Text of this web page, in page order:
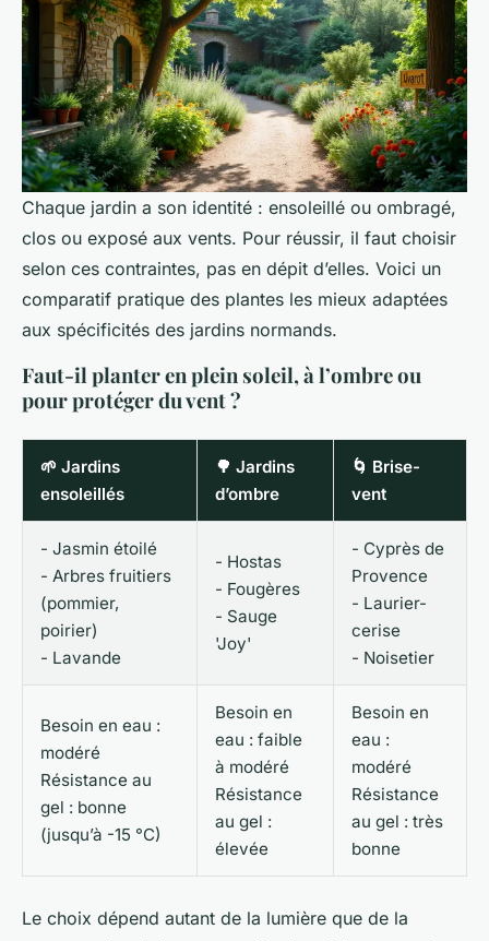
Chaque jardin a son identité : ensoleillé ou ombragé,
clos ou exposé aux vents. Pour réussir, il faut choisir
selon ces contraintes, pas en dépit d’elles. Voici un
comparatif pratique des plantes les mieux adaptées
aux spécificités des jardins normands.
Faut-il planter en plein soleil, à l’ombre ou
pour protéger du vent ?
🌱 Jardins
ensoleillés
🌳 Jardins
d’ombre
🌀 Brise-
vent
- Jasmin étoilé
- Arbres fruitiers
(pommier,
poirier)
- Lavande
- Hostas
- Fougères
- Sauge
'Joy'
- Cyprès de
Provence
- Laurier-
cerise
- Noisetier
Besoin en eau :
modéré
Résistance au
gel : bonne
(jusqu’à -15 °C)
Besoin en
eau : faible
à modéré
Résistance
au gel :
élevée
Besoin en
eau :
modéré
Résistance
au gel : très
bonne
Le choix dépend autant de la lumière que de la